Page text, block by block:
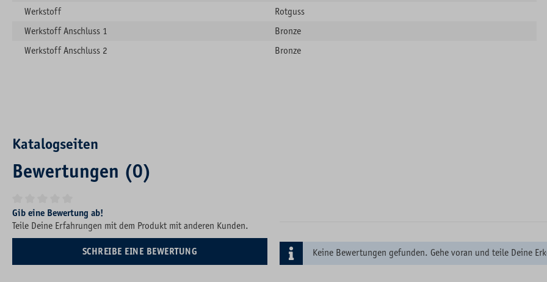
Werkstoff
Rotguss
Werkstoff Anschluss 1
Bronze
Werkstoff Anschluss 2
Bronze
Katalogseiten
Bewertungen (0)
Durchschnittliche Bewertung von 0 von 5 Sternen
Gib eine Bewertung ab!
Teile Deine Erfahrungen mit dem Produkt mit anderen Kunden.
SCHREIBE EINE BEWERTUNG Keine Bewertungen gefunden. Gehe voran und teile Deine